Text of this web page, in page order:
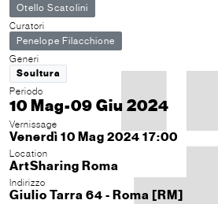
Otello Scatolini
Curatori
Penelope Filacchione
Generi
Scultura
Periodo
10 Mag-09 Giu 2024
Vernissage
Venerdì 10 Mag 2024 17:00
Location
ArtSharing Roma
Indirizzo
Giulio Tarra 64 - Roma [RM]